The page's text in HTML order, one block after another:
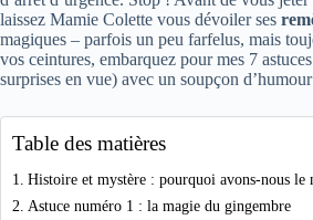
laissez Mamie Colette vous dévoiler ses
magiques – parfois un peu farfelus, mais
vos ceintures, embarquez pour mes 7
surprises en vue) avec un soupçon
Table des matières
Histoire et mystère : pourquoi avons-nous le
Astuce numéro 1 : la magie du gingembre